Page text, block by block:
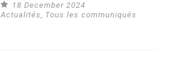
18 December 2024
Actualités, Tous les communiqués